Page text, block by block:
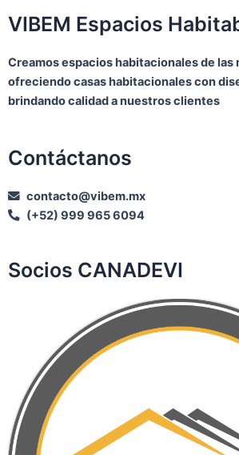
VIBEM Espacios
Creamos espacios habitacionales de las
ofreciendo casas habitacionales con
brindando calidad a nuestros clientes
Contáctanos
contacto@vibem.mx
(+52) 999 965 6094
Socios CANADEVI